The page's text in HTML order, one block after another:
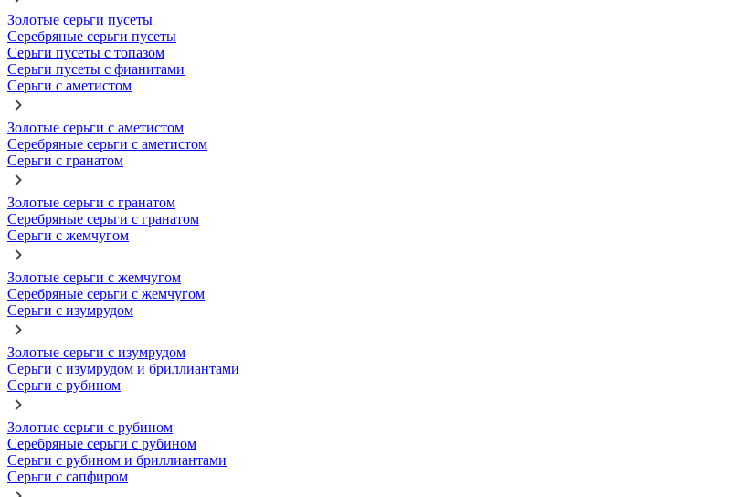
Золотые серьги пусеты
Серебряные серьги пусеты
Серьги пусеты с топазом
Серьги пусеты с фианитами
Серьги с аметистом
Золотые серьги с аметистом
Серебряные серьги с аметистом
Серьги с гранатом
Золотые серьги с гранатом
Серебряные серьги с гранатом
Серьги с жемчугом
Золотые серьги с жемчугом
Серебряные серьги с жемчугом
Серьги с изумрудом
Золотые серьги с изумрудом
Серьги с изумрудом и бриллиантами
Серьги с рубином
Золотые серьги с рубином
Серебряные серьги с рубином
Серьги с рубином и бриллиантами
Серьги с сапфиром